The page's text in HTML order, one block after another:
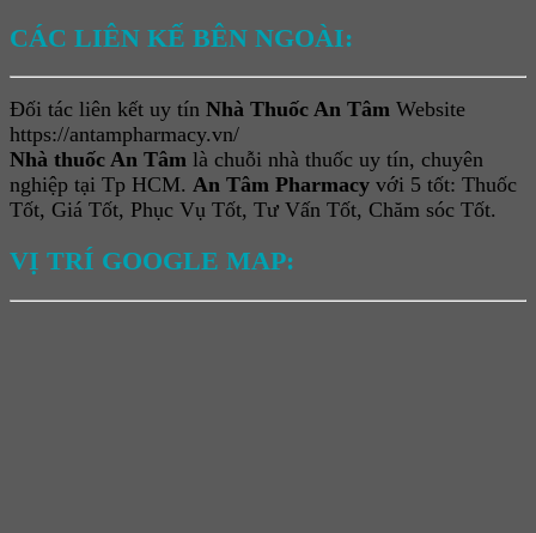
CÁC LIÊN KẾ BÊN NGOÀI:
Đối tác liên kết uy tín Nhà Thuốc An Tâm Website
https://antampharmacy.vn/
Nhà thuốc An Tâm là chuỗi nhà thuốc uy tín, chuyên
nghiệp tại Tp HCM. An Tâm Pharmacy với 5 tốt: Thuốc
Tốt, Giá Tốt, Phục Vụ Tốt, Tư Vấn Tốt, Chăm sóc Tốt.
VỊ TRÍ GOOGLE MAP: